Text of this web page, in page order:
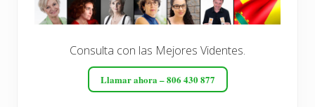
Consulta con las Mejores Videntes.
Llamar ahora – 806 430 877